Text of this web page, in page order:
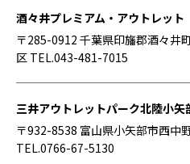
酒々井プレミアム・アウトレット
〒285-0912 千葉県印旛郡酒々井
区 TEL.043-481-7015
三井アウトレットパーク北陸小矢
〒932-8538 富山県小矢部市西中
TEL.0766-67-5130